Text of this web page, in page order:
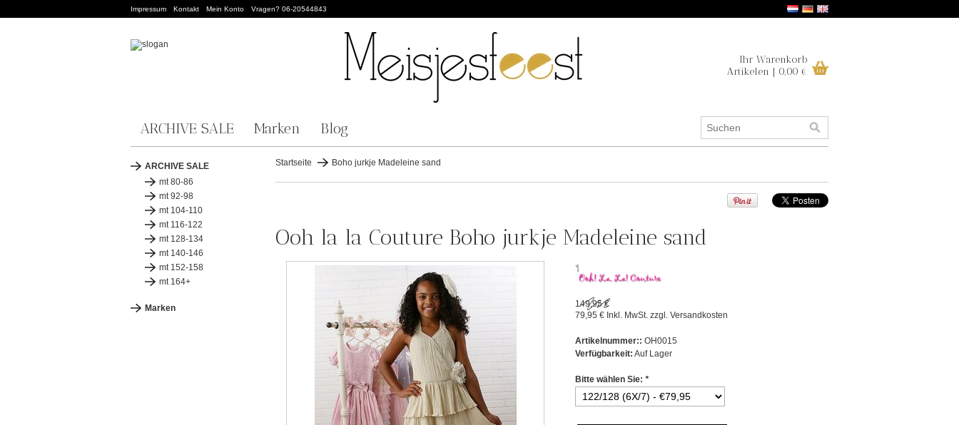
Impressum Kontakt Mein Konto Vragen? 06-20544843
Ihr Warenkorb
Artikelen | 0,00 €
ARCHIVE SALE Marken Blog
ARCHIVE SALE
mt 80-86
mt 92-98
mt 104-110
mt 116-122
mt 128-134
mt 140-146
mt 152-158
mt 164+
Marken
Startseite Boho jurkje Madeleine sand
Ooh la la Couture Boho jurkje Madeleine sand
149,95 €
79,95 € Inkl. MwSt. zzgl. Versandkosten
Artikelnummer:: OH0015
Verfügbarkeit: Auf Lager
Bitte wählen Sie: *